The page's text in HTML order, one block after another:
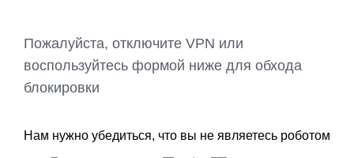
Пожалуйста, отключите VPN или
воспользуйтесь формой ниже для обхода
блокировки
Нам нужно убедиться, что вы не являетесь роботом